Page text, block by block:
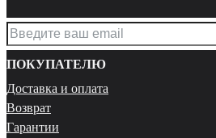
ПОКУПАТЕЛЮ
Доставка и оплата
Возврат
Гарантии